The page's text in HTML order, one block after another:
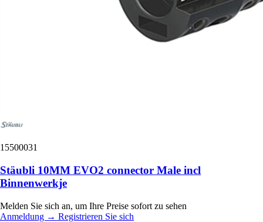
15500031
Stäubli 10MM EVO2 connector Male incl
Binnenwerkje
Melden Sie sich an, um Ihre Preise sofort zu sehen
Anmeldung → Registrieren Sie sich